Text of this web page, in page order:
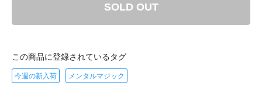
SOLD OUT
この商品に登録されているタグ
今週の新入荷 メンタルマジック